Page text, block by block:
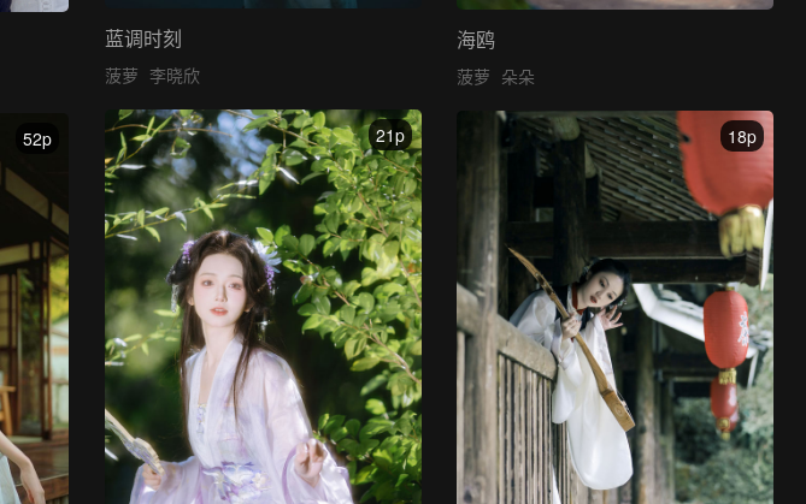
蓝调时刻
菠萝 李晓欣
海鸥
菠萝 朵朵
21p 18p
52p